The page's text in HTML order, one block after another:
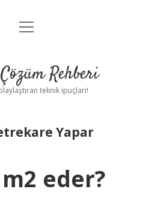
Anasayfa
Yasal Uyarı
menüyü
Rehberi
teknik ipuçları!
Yapar
eder?